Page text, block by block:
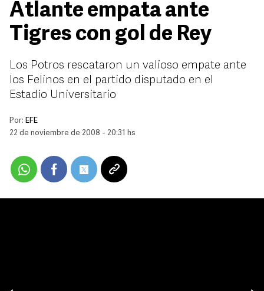
Atlante empata ante
Tigres con gol de Rey
Los Potros rescataron un valioso empate ante
los Felinos en el partido disputado en el
Estadio Universitario
Por: EFE
22 de noviembre de 2008 - 20:31 hs